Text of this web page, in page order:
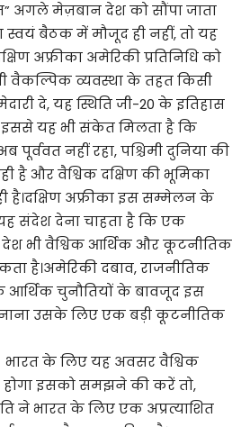
अगले मेज़बान देश को सौंपा जाता
बैठक में मौजूद ही नहीं, तो यह
अफ्रीका अमेरिकी प्रतिनिधि को
वैकल्पिक व्यवस्था के तहत किसी
दे, यह स्थिति जी-20 के इतिहास
यह भी संकेत मिलता है कि
नहीं रहा, पश्चिमी दुनिया की
है और वैश्विक दक्षिण की भूमिका
है।दक्षिण अफ्रीका इस सम्मेलन के
संदेश देना चाहता है कि एक
देश भी वैश्विक आर्थिक और कूटनीतिक
है।अमेरिकी दबाव, राजनीतिक
चुनौतियों के बावजूद इस
उसके लिए एक बड़ी कूटनीतिक
भारत के लिए यह अवसर वैश्विक
होगा इसको समझने की करें तो,
ने भारत के लिए एक अप्रत्याशित